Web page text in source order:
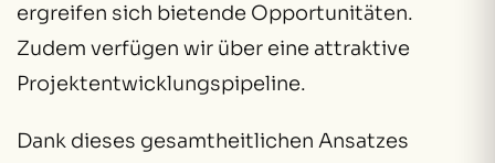
ergreifen sich bietende Opportunitäten.
Zudem verfügen wir über eine attraktive
Projektentwicklungspipeline.
Dank dieses gesamtheitlichen Ansatzes